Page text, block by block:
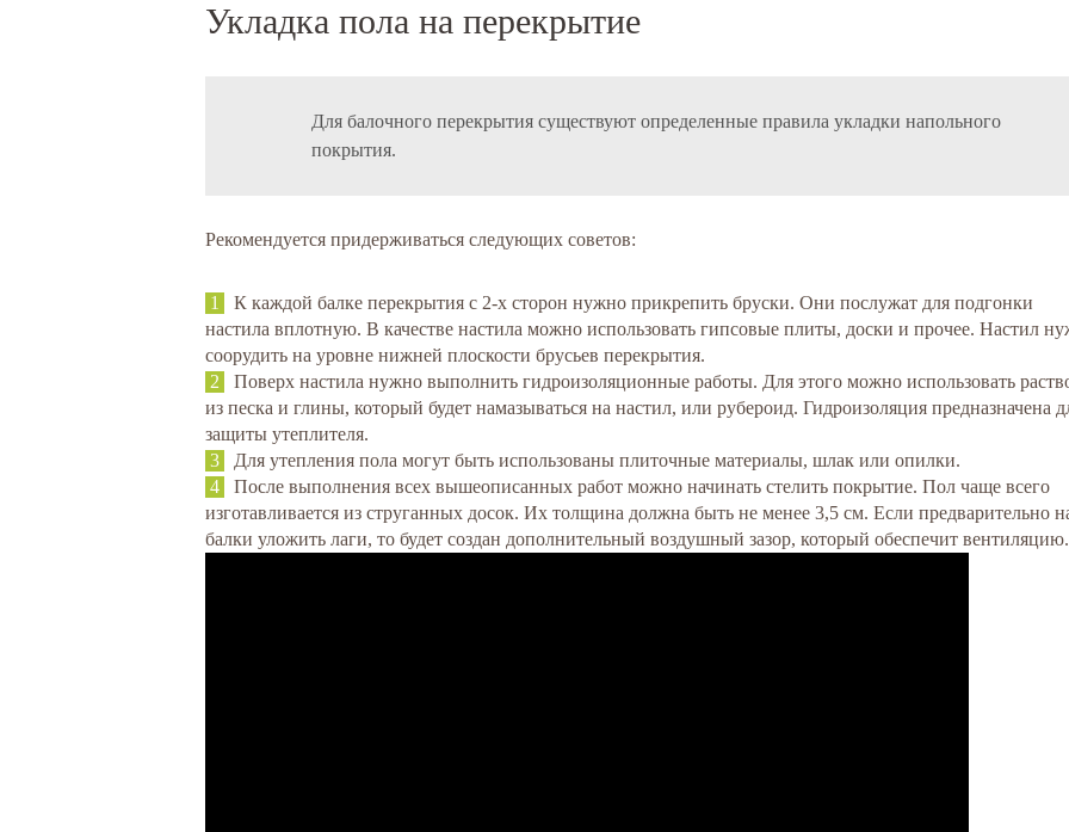
Укладка пола на перекрытие
Для балочного перекрытия существуют определенные правила укладки напольного
покрытия.
Рекомендуется придерживаться следующих советов:
К каждой балке перекрытия с 2-х сторон нужно прикрепить бруски. Они послужат для подгонки
настила вплотную. В качестве настила можно использовать гипсовые плиты, доски и прочее. Настил
соорудить на уровне нижней плоскости брусьев перекрытия.
Поверх настила нужно выполнить гидроизоляционные работы. Для этого можно использовать
из песка и глины, который будет намазываться на настил, или рубероид. Гидроизоляция предназначена
защиты утеплителя.
Для утепления пола могут быть использованы плиточные материалы, шлак или опилки.
После выполнения всех вышеописанных работ можно начинать стелить покрытие. Пол чаще всего
изготавливается из струганных досок. Их толщина должна быть не менее 3,5 см. Если предварительно
балки уложить лаги, то будет создан дополнительный воздушный зазор, который обеспечит вентиляцию.